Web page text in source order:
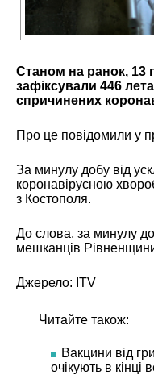
Станом на ранок, 13
зафіксували 446
спричинених
Про це повідомили у
За минулу добу від
коронавірусною
з Костополя.
До слова, за минулу
мешканців
Джерело: ITV
Читайте також:
Вакцини від
очікують в